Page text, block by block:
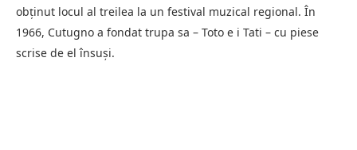
obținut locul al treilea la un festival muzical regional. În
1966, Cutugno a fondat trupa sa – Toto e i Tati – cu piese
scrise de el însuși.